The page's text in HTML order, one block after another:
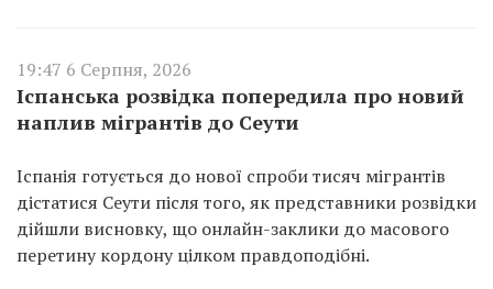
19:47 6 Серпня, 2026
Іспанська розвідка попередила про новий
наплив мігрантів до Сеути
Іспанія готується до нової спроби тисяч мігрантів
дістатися Сеути після того, як представники розвідки
дійшли висновку, що онлайн-заклики до масового
перетину кордону цілком правдоподібні.